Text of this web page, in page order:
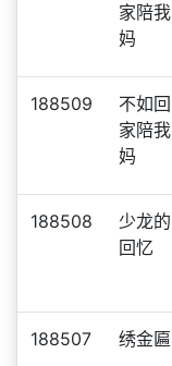
家陪我
妈
188509
不如回
家陪我
妈
188508
少龙的
回忆
188507 绣金匾